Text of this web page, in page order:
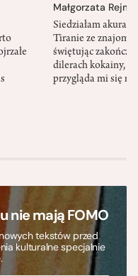
Małgorzata
Siedziałam akurat
Tiranie ze
świętując
dilerach kokainy,
przygląda mi się
nie mają FOMO
tekstów przed
kulturalne specjalnie